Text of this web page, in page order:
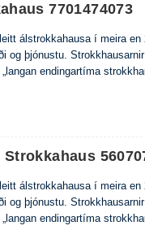
7701474073
álstrokkahausa í meira
og þjónustu.
endingartíma
Strokkahaus
álstrokkahausa í meira
og þjónustu.
endingartíma